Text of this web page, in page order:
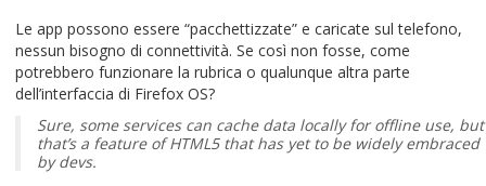
Le app possono essere “pacchettizzate” e caricate sul telefono,
nessun bisogno di connettività. Se così non fosse, come
potrebbero funzionare la rubrica o qualunque altra parte
dell’interfaccia di Firefox OS?
Sure, some services can cache data locally for offline use, but
that’s a feature of HTML5 that has yet to be widely embraced
by devs.